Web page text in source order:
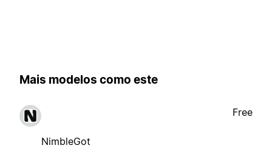
Mais modelos como este
NimbleGot
Free